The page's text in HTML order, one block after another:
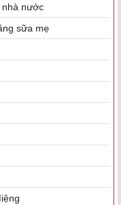
nhà nước
sữa mẹ